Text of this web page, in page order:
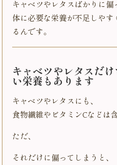
キャベツやレタスばかりに偏
体に必要な栄養が不足しやす
るんです。
キャベツやレタスだ
い栄養もあります
キャベツやレタスにも、
食物繊維やビタミンCなどは
ただ、
それだけに偏ってしまうと、